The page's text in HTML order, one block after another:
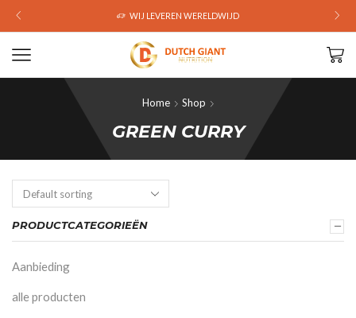
WIJ LEVEREN WERELDWIJD
Home Shop
GREEN CURRY
PRODUCTCATEGORIEËN
Aanbieding
alle producten